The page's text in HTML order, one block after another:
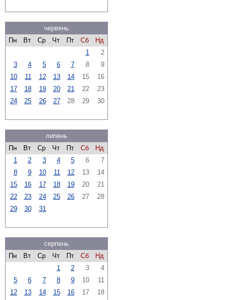
червень
Пн
Вт Ср Чт Пт Сб
Нд
1
2
3
4 5 6 7 8
9
10
11 12 13 14 15
16
17
18 19 20 21 22
23
24
25 26 27 28 29 30
липень
Пн
Вт Ср Чт Пт Сб
Нд
1
2 3 4 5 6
7
8
9 10 11 12 13
14
15
16 17 18 19 20
21
22
23 24 25 26 27
28
29
30 31
серпень
Пн
Вт Ср Чт Пт Сб
Нд
1
2 3
4
5
6 7 8 9 10
11
12
13 14 15 16 17
18